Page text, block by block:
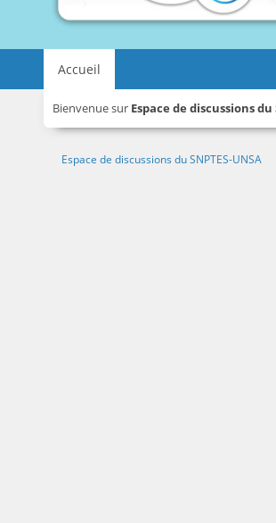
Accueil
Bienvenue sur Espace de discussions du
Espace de discussions du SNPTES-UNSA